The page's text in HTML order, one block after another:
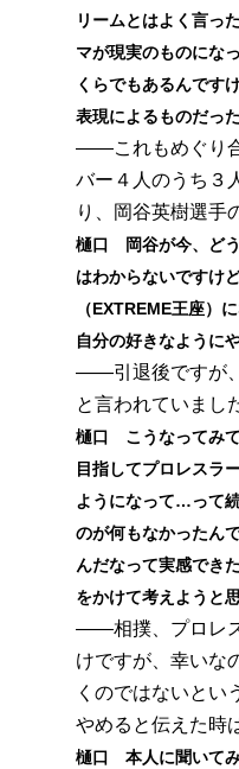
リームとはよく言っ
マが現実のものにな
くらでもあるんです
表現によるものだっ
――これもめぐり
バー４人のうち３
り、岡谷英樹選手
樋口 岡谷が今、ど
はわからないですけ
（EXTREME王座）
自分の好きなように
――引退後ですが
と言われていまし
樋口 こうなってみ
目指してプロレスラ
ようになって…って
のが何もなかったん
んだなって実感でき
をかけて考えようと
――相撲、プロレ
けですが、幸いな
くのではないとい
やめると伝えた時
樋口 本人に聞いて